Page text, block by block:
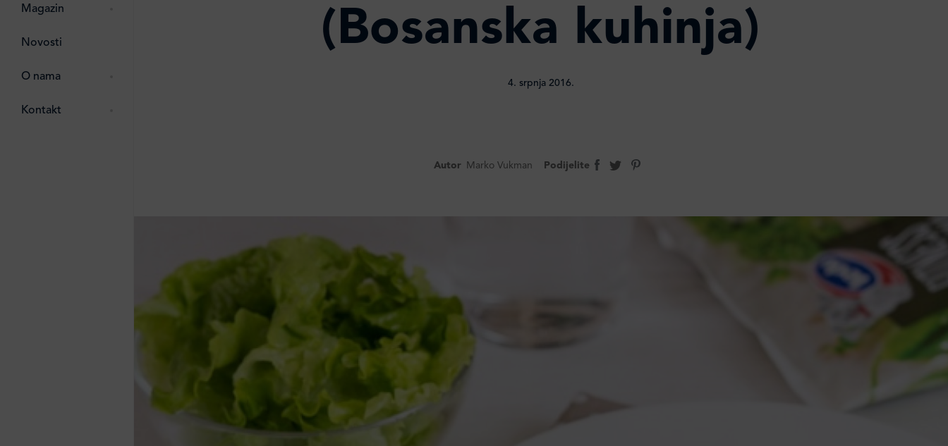
Magazin
Novosti
O nama
ostalo
Kontakt
(Bosanska kuhinja)
4. srpnja 2016.
Autor Marko Vukman Podijelite